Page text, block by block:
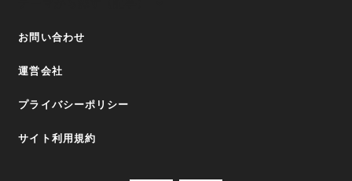
お問い合わせ
運営会社
プライバシーポリシー
サイト利用規約